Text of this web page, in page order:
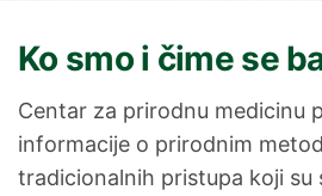
LEKAR
PRIRODA
Ko smo i čime se
Centar za prirodnu medicinu
informacije o prirodnim
tradicionalnih pristupa koji su